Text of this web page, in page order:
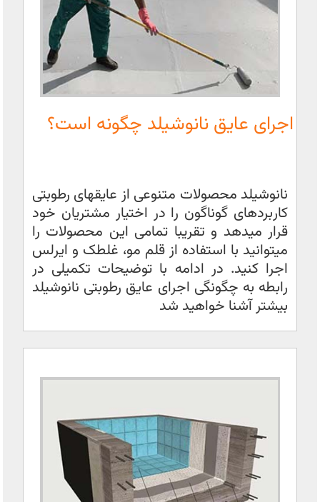
اجرای عایق نانوشیلد چگونه است؟
نانوشیلد محصولات متنوعی از عایقهای رطوبتی
کاربردهای گوناگون را در اختیار مشتریان خود
قرار میدهد و تقریبا تمامی این محصولات را
میتوانید با استفاده از قلم مو، غلطک و ایرلس
اجرا کنید. در ادامه با توضیحات تکمیلی در
رابطه به چگونگی اجرای عایق رطوبتی نانوشیلد
بیشتر آشنا خواهید شد